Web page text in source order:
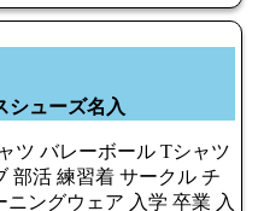
シューズ名入
ツ バレーボール Tシャツ
部活 練習着 サークル チ
ニングウェア 入学 卒業 入